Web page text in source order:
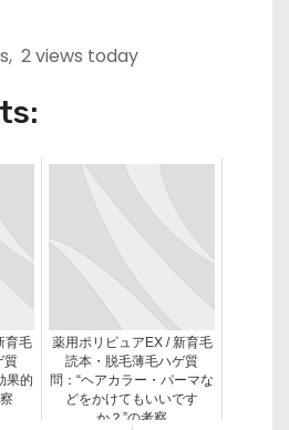
2 views today
育毛
質
果的
薬用ポリピュアEX / 新育毛
読本・脱毛薄毛ハゲ質
問：“ヘアカラー・パーマな
どをかけてもいいです
か？”の考察